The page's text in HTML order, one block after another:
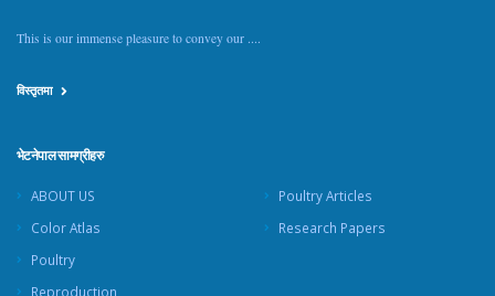
This is our immense pleasure to convey our ....
विस्तृतमा
भेटनेपाल सामग्रीहरु
ABOUT US
Color Atlas
Poultry
Reproduction
Poultry Articles
Research Papers